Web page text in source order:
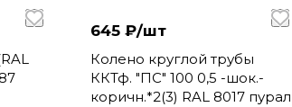
645 ₽/шт
Колено круглой трубы
ККТф. "ПС" 100 0,5 -шок.-
коричн.*2(3) RAL 8017 пурал